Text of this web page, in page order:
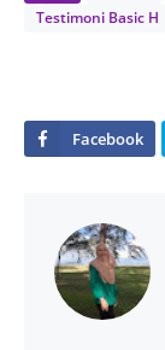
Testimoni Basic H